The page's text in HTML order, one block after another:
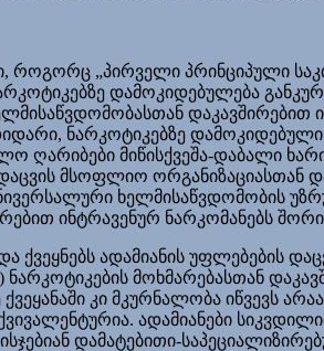
როგორც „პირველი პრინციპული
დამოკიდებულება
დაკავშირებით
ნარკოტიკებზე
მიწისქვეშა-დაბალი
მსოფლიო ორგანიზაციასთან
ხელმისაწვდომობის
ინტრავენურ ნარკომანებს
ქვეყნებს ადამიანის უფლებების
ნარკოტიკების მოხმარებასთან
კი მკურნალობა იწვევს
ადამიანები
დამატებითი-